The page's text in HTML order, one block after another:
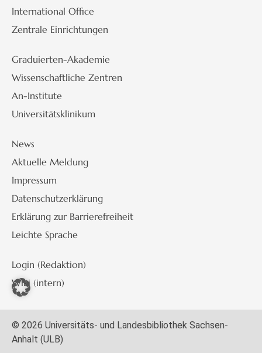
International Office
Zentrale Einrichtungen
Graduierten-Akademie
Wissenschaftliche Zentren
An-Institute
Universitätsklinikum
News
Aktuelle Meldung
Impressum
Datenschutzerklärung
Erklärung zur Barrierefreiheit
Leichte Sprache
Login (Redaktion)
Wiki (intern)
© 2026 Universitäts- und Landesbibliothek Sachsen-
Anhalt (ULB)